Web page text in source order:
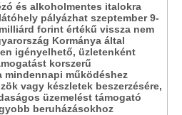
és alkoholmentes italokra
pályázhat szeptember 9-
forint értékű vissza nem
Kormánya által
igényelhető, üzletenként
korszerű
működéshez
vagy készletek beszerzésére,
üzemelést támogató
beruházásokhoz